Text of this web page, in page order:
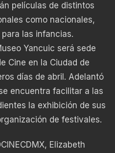
películas de distintos
como nacionales,
las infancias.
Yancuic será sede
Cine en la Ciudad de
días de abril. Adelantó
encuentra facilitar a las
la exhibición de sus
de festivales.
Elizabeth